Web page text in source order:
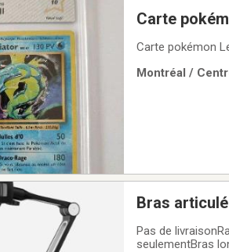
Carte
Carte pokémon
Montréal /
Pas de
seulementBras